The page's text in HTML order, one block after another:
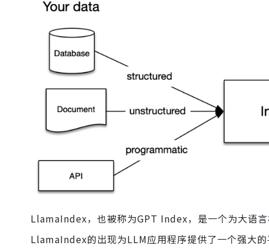
LlamaIndex，也被称为GPT Index，是一个为大语
LlamaIndex的出现为LLM应用程序提供了一个强大